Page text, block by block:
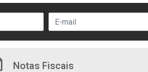
Notas Fiscais